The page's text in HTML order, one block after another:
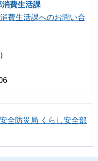
消費生活課
費生活課へのお問い合
全防災局 くらし安全部